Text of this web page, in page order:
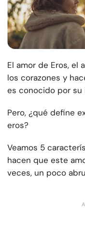
El amor de Eros, el
los corazones y
es conocido por su
Pero, ¿qué define
eros?
Veamos 5
hacen que este
veces, un poco